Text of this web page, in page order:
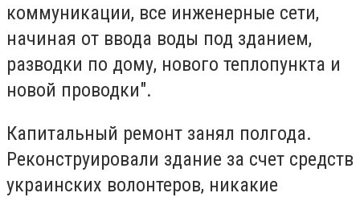
коммуникации, все инженерные сети,
начиная от ввода воды под зданием,
разводки по дому, нового теплопункта и
новой проводки".
Капитальный ремонт занял полгода.
Реконструировали здание за счет средств
украинских волонтеров, никакие